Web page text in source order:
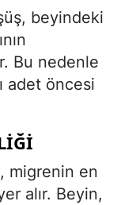
beyindeki
Bu nedenle
adet öncesi
migrenin en
alır. Beyin,